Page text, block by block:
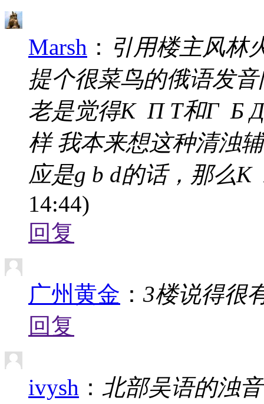
Marsh ： 引用楼主风林
提个很菜鸟的俄语发
老是觉得К П Т和Г Б
样 我本来想这种清浊
应是g b d的话，那么К
14:44)
回复
广州黄金 ： 3楼说得很
回复
ivysh ： 北部吴语的浊